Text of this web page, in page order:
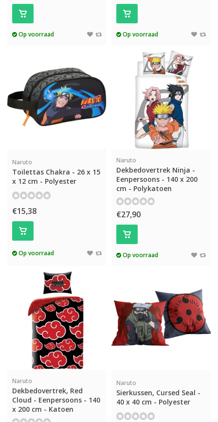
Op voorraad Op voorraad
Naruto
Toilettas Chakra - 26 x 15
x 12 cm - Polyester
€15,38
Op voorraad
Naruto
Dekbedovertrek Ninja -
Eenpersoons - 140 x 200
cm - Polykatoen
€27,90
Op voorraad
Naruto
Dekbedovertrek, Red
Cloud - Eenpersoons - 140
x 200 cm - Katoen
Naruto
Sierkussen, Cursed Seal -
40 x 40 cm - Polyester